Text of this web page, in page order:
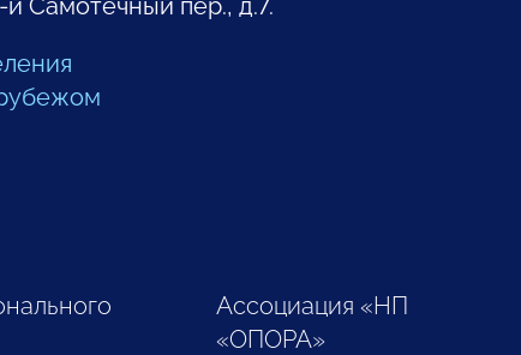
й Самотечный пер., д.7.
Ассоциация «НП
«ОПОРА»